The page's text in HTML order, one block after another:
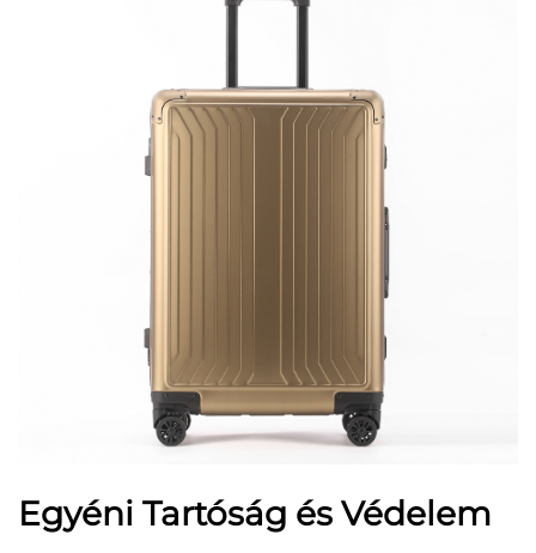
Egyéni Tartóság és Védelem